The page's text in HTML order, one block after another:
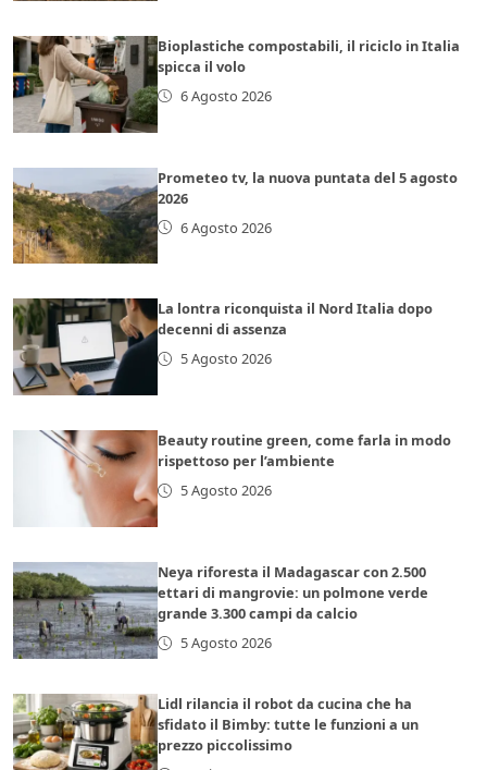
Bioplastiche compostabili, il riciclo in Italia
spicca il volo
6 Agosto 2026
Prometeo tv, la nuova puntata del 5 agosto
2026
6 Agosto 2026
La lontra riconquista il Nord Italia dopo
decenni di assenza
5 Agosto 2026
Beauty routine green, come farla in modo
rispettoso per l’ambiente
5 Agosto 2026
Neya riforesta il Madagascar con 2.500
ettari di mangrovie: un polmone verde
grande 3.300 campi da calcio
5 Agosto 2026
Lidl rilancia il robot da cucina che ha
sfidato il Bimby: tutte le funzioni a un
prezzo piccolissimo